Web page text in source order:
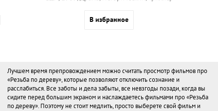
В избранное
Лучшем время препровождением можно считать просмотр фильмов про
«Резьба по дереву», которые позволяют отключить сознание и
расслабиться. Все заботы и дела забыты, все невзгоды позади, когда вы
сидите перед большим экраном и наслаждаетесь фильмами про «Резьба
по дереву». Поэтому не стоит медлить, просто выберете свой фильм и